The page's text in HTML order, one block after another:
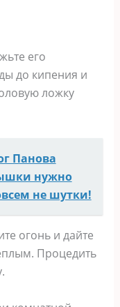
его
до кипения и
ложку
Панова
нужно
не шутки!
огонь и дайте
Процедить